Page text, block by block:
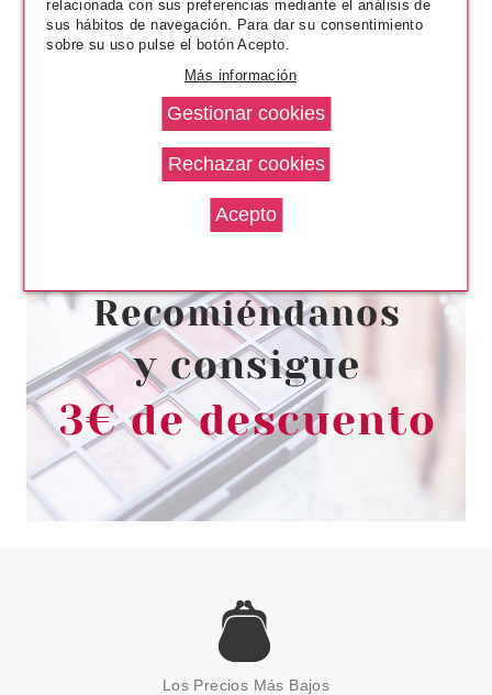
CATRICE ESMALTE DE UÑAS
ICONAILS GEL 99 SAND IN
-16% 2.86€
CATRICE
CATRICE GEL AFFAIR ESMALTE
DE UÑAS 041 SPILL THE TEA-I
Los Precios Más Bajos
relacionada con sus preferencias mediante el análisis de
sus hábitos de navegación. Para dar su consentimiento
sobre su uso pulse el botón Acepto.
Más información